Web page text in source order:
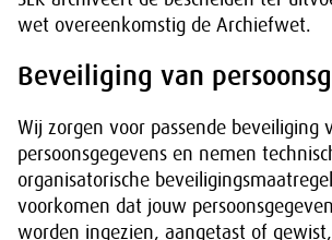
wet overeenkomstig de Archiefwet.
Beveiliging van
Wij zorgen voor passende beveiliging
persoonsgegevens en nemen
organisatorische
voorkomen dat jouw
worden ingezien, aangetast of